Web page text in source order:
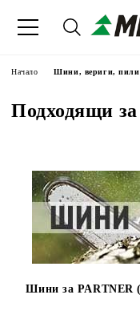
Начало Шини, вериги, пили
Подходящи
Шини за PARTNER